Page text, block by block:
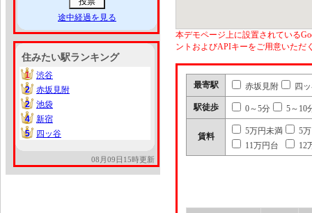
途中経過を見る
住みたい駅ランキング
1
1
渋谷
2
2
赤坂見附
2
2
池袋
4
4
新宿
5
5 四ッ谷
08月09日15時更新
本デモページ上に設置されている
ントおよびAPIキーをご用意いただ
最寄駅 赤坂見附 四
駅徒歩 0～5分 5～10
賃料
5万円未満
5
11万円台
12